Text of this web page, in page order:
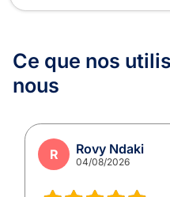
Ce que nos
nous
R Rovy Ndaki
04/08/2026